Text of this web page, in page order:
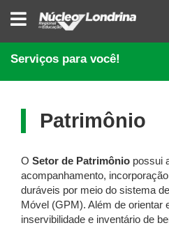
NÚCLEO
REGIONAL
EDUCAÇÃO
DE
LONDRINA
Serviços para você!
Patrimônio
O Setor de Patrimônio possui
acompanhamento,
duráveis por meio do sistema
Móvel (GPM). Além de orientar
inservibilidade e inventário de